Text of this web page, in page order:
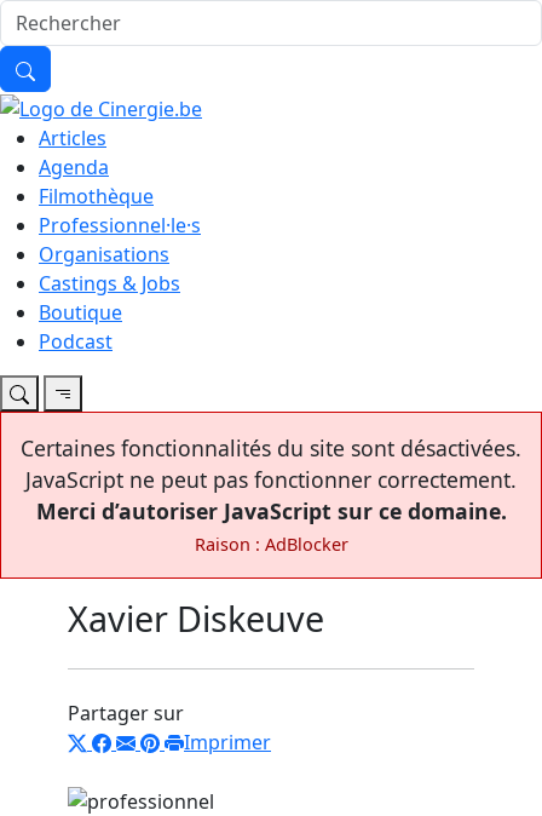
Articles
Agenda
Filmothèque
Professionnel·le·s
Organisations
Castings & Jobs
Boutique
Podcast
Certaines fonctionnalités du site sont désactivées.
JavaScript ne peut pas fonctionner correctement.
Merci d’autoriser JavaScript sur ce domaine.
Raison : AdBlocker
Xavier Diskeuve
Partager sur
Imprimer